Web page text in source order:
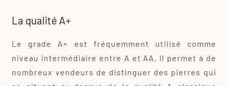
La qualité A+
Le grade A+ est fréquemment utilisé comme
niveau intermédiaire entre A et AA. Il permet à de
nombreux vendeurs de distinguer des pierres qui